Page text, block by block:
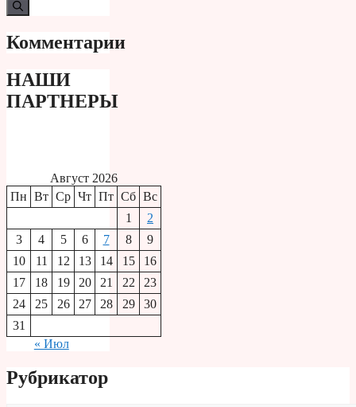
Комментарии
НАШИ
ПАРТНЕРЫ
Август 2026
Пн Вт Ср Чт Пт Сб Вс
1
2
3
4 5 6 7 8
9
10
11 12 13 14 15
16
17
18 19 20 21 22
23
24
25 26 27 28 29
30
31
« Июл
Рубрикатор